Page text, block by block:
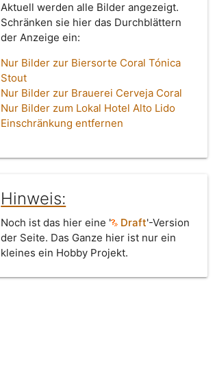
Aktuell werden alle Bilder angezeigt.
Schränken sie hier das Durchblättern
der Anzeige ein:
Nur Bilder zur Biersorte Coral Tónica
Stout
Nur Bilder zur Brauerei Cerveja Coral
Nur Bilder zum Lokal Hotel Alto Lido
Einschränkung entfernen
Hinweis:
Noch ist das hier eine ' Draft'-Version
der Seite. Das Ganze hier ist nur ein
kleines ein Hobby Projekt.